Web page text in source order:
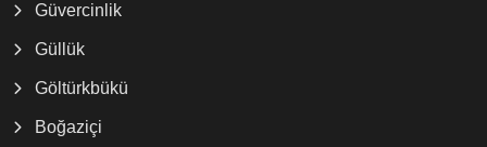
Güvercinlik
Güllük
Göltürkbükü
Boğaziçi